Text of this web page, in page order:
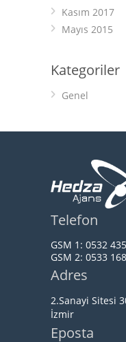
Kasım 2017
Mayıs 2015
Kategoriler
Genel
Telefon
GSM 1: 0532
GSM 2: 0533
Adres
2.Sanayi Sitesi
İzmir
Eposta